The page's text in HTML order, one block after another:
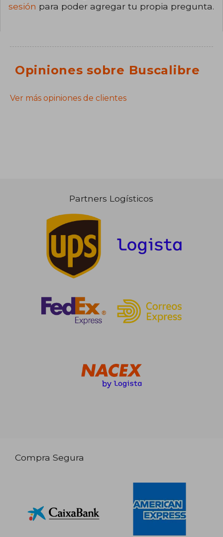
sesión para poder agregar tu propia pregunta.
Opiniones sobre Buscalibre
Ver más opiniones de clientes
Partners Logísticos
Compra Segura